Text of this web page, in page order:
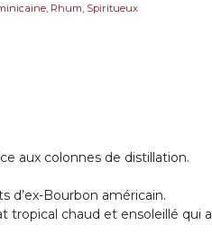
, Rhum Spiritueux
aux colonnes de distillation.
d’ex-Bourbon américain.
tropical chaud et ensoleillé qui